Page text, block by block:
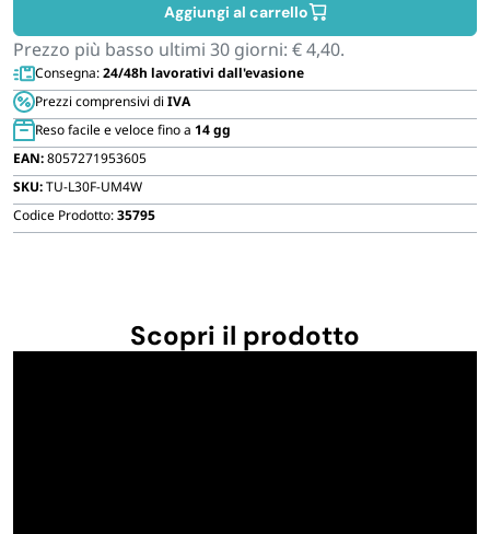
FORNITURE SETTORE HO.RE.CA
BIODEGRADABILE
Barattolo
per
alimenti
1000
ml
Milleusi
Trasparente
1
Aggiungi al carrello
Prezzo più basso ultimi 30 giorni: €4,40.
Consegna:24/48h lavorativi dall'evasione
Prezzi comprensivi di IVA
Reso facile e veloce fino a 14 gg
EAN:8057271953605
SKU:TU-L30F-UM4W
Codice Prodotto:35795
Scopri il prodotto